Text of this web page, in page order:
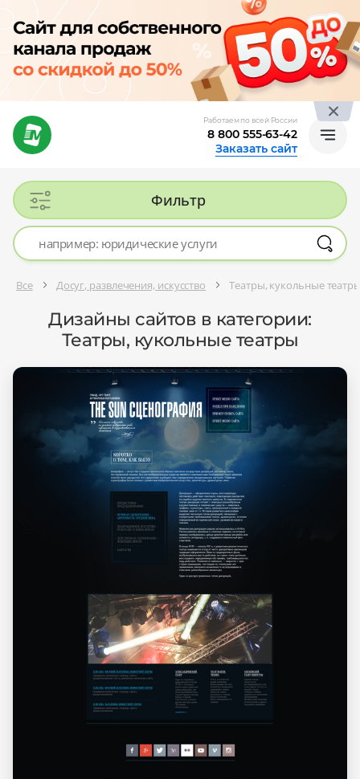
Работаем по всей России
8 800 555-63-42
Заказать сайт
Фильтр
Все Досуг, развлечения, искусство Театры, кукольные
Дизайны сайтов в категории:
Театры, кукольные театры